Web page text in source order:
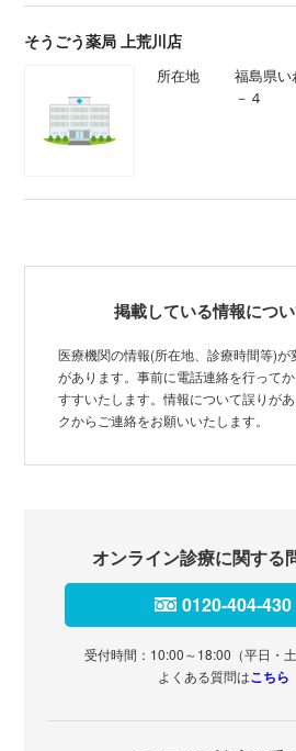
そうごう薬局 上荒川店
所在地
福島県い
－４
掲載している情報につ
医療機関の情報(所在地、診療時間等)が
があります。事前に電話連絡を行って
すすいたします。情報について誤りが
クからご連絡をお願いいたします。
オンライン診療に関する
0120-404-430
受付時間：10:00～18:00（平日・土
よくある質問はこちら